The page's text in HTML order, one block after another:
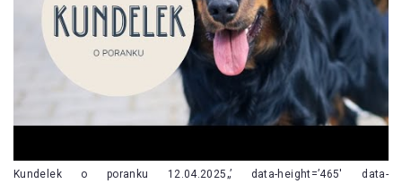
Kundelek o poranku 12.04.2025„’ data-height=’465′ data-